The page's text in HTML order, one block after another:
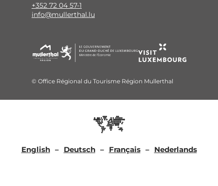
+352 72 04 57-1
info@mullerthal.lu
© Office Régional du Tourisme Région Mullerthal
English Deutsch Français Nederlands